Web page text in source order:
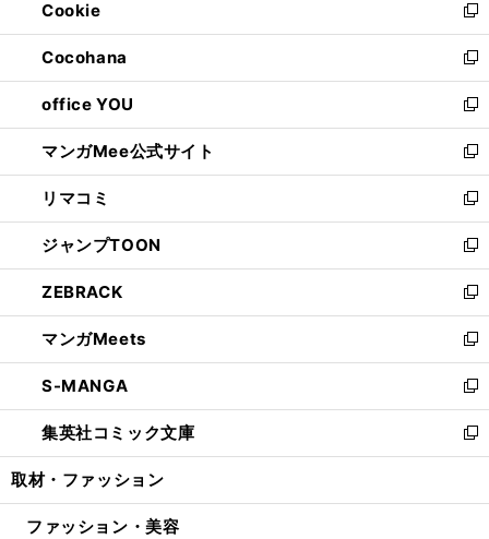
く
で
開
く
ド
ウ
で
開
く
ィ
ン
ド
ウ
で
開
く
Cookie
新
し
い
ウ
ィ
ン
ド
ウ
で
開
く
Cocohana
新
し
い
ウ
ィ
ン
ド
ウ
で
開
く
office YOU
新
し
い
ウ
ィ
ン
ド
ウ
で
開
く
マンガMee公式サイト
新
し
い
ウ
ィ
ン
ド
ウ
で
開
く
リマコミ
新
し
い
ウ
ィ
ン
ド
ウ
で
開
く
ジャンプTOON
新
し
い
ウ
ィ
ン
ド
ウ
で
開
ZEBRACK
新
し
い
ウ
ィ
ン
ド
ウ
開
マンガMeets
新
し
い
ウ
ィ
ン
ウ
S-MANGA
新
し
い
ウ
ン
集英社コミック文庫
新
し
ウ
取材・ファッション
ファッション・美容